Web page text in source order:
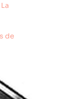
clientèle à
moment.
de